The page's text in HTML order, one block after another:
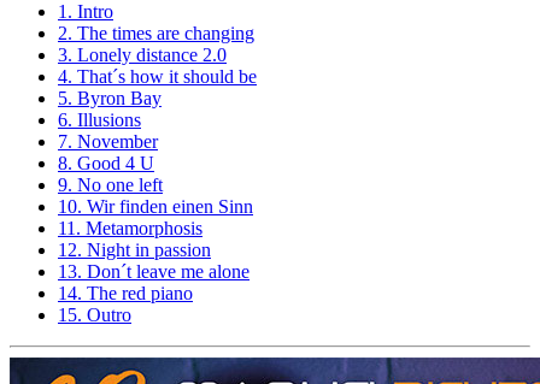
1. Intro
2. The times are changing
3. Lonely distance 2.0
4. That´s how it should be
5. Byron Bay
6. Illusions
7. November
8. Good 4 U
9. No one left
10. Wir finden einen Sinn
11. Metamorphosis
12. Night in passion
13. Don´t leave me alone
14. The red piano
15. Outro